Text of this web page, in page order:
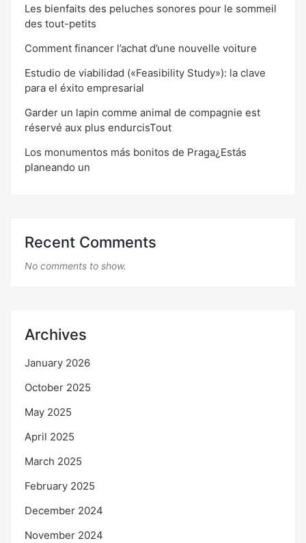
Les bienfaits des peluches sonores pour le sommeil
des tout-petits
Comment financer l’achat d’une nouvelle voiture
Estudio de viabilidad («Feasibility Study»): la clave
para el éxito empresarial
Garder un lapin comme animal de compagnie est
réservé aux plus endurcisTout
Los monumentos más bonitos de Praga¿Estás
planeando un
Recent Comments
No comments to show.
Archives
January 2026
October 2025
May 2025
April 2025
March 2025
February 2025
December 2024
November 2024